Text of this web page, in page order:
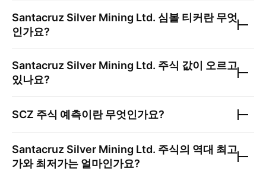
Santacruz Silver Mining Ltd. 심볼 티커란 무엇
인가요?
Santacruz Silver Mining Ltd. 주식 값이 오르고
있나요?
SCZ 주식 예측이란 무엇인가요?
Santacruz Silver Mining Ltd. 주식의 역대 최고
가와 최저가는 얼마인가요?